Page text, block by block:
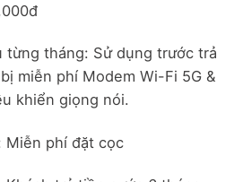
từng tháng: Sử dụng trước trả
miễn phí Modem Wi-Fi 5G &
khiển giọng nói.
Miễn phí đặt cọc